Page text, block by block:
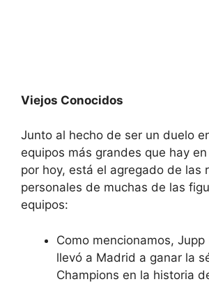
Viejos Conocidos
Junto al hecho de ser un duelo
equipos más grandes que hay
por hoy, está el agregado de las
personales de muchas de las
equipos:
Como mencionamos, Jupp
llevó a Madrid a ganar la
Champions en la historia